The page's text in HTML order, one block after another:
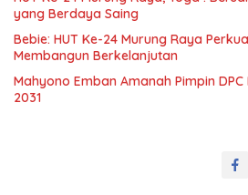
yang Berdaya Saing
Bebie: HUT Ke-24 Murung Raya
Membangun Berkelanjutan
Mahyono Emban Amanah Pimpin
2031